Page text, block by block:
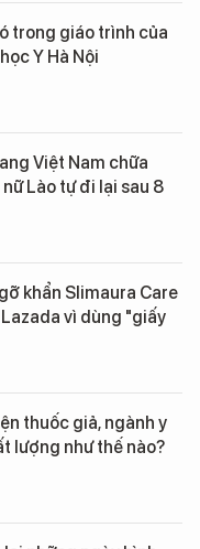
trong giáo trình của
Y Hà Nội
Việt Nam chữa
Lào tự đi lại sau 8
khẩn Slimaura Care
vì dùng "giấy
thuốc giả, ngành y
lượng như thế nào?